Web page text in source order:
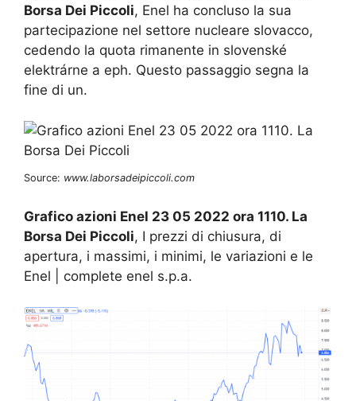
Borsa Dei Piccoli, Enel ha concluso la sua
partecipazione nel settore nucleare slovacco,
cedendo la quota rimanente in slovenské
elektrárne a eph. Questo passaggio segna la
fine di un.
Source: www.laborsadeipiccoli.com
Grafico azioni Enel 23 05 2022 ora 1110. La
Borsa Dei Piccoli, I prezzi di chiusura, di
apertura, i massimi, i minimi, le variazioni e le
Enel | complete enel s.p.a.